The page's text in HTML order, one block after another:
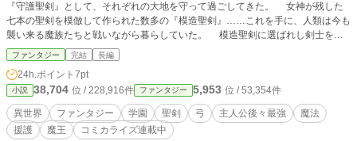
『守護聖剣』として、それぞれの大地を守って過ごしてきた。 女神が残した
七本の聖剣を模倣して作られた数多の『模造聖剣』……これを手に、人類は今も
襲い来る魔族たちと戦いながら暮らしていた。 模造聖剣に選ばれし剣士を
『聖剣士』と言い、七つの国最大である『トラビア王国』に作られた『聖剣レジ
ェンディア学園』で武を、剣を学ぶ。 かつて、『聖剣王』と呼ばれた伝説の
聖剣士、エドワード・ティラユール。 そのティラユールの血を引く一人の少
年、ロイ……彼は、剣の才能というものに全く恵まれず、素振りすらまともにで
きない『落ちこぼれ』だった。 だが、ロイは諦めずに剣を振った。共に聖剣
士になると誓った幼馴染、エレノアのために。 でも───やはりロイは、落ち
こぼれのまま。後から剣を習い始めたエレノアにさえ負け続け、父からは「出来
ファンタジー 完結 長編
24h.ポイント 7pt
小説 38,704 位 / 228,916件 ファンタジー 5,953 位 / 53,354件
異世界 ファンタジー 学園 聖剣 弓 主人公後々最強
魔法
援護
魔王 コミカライズ連載中